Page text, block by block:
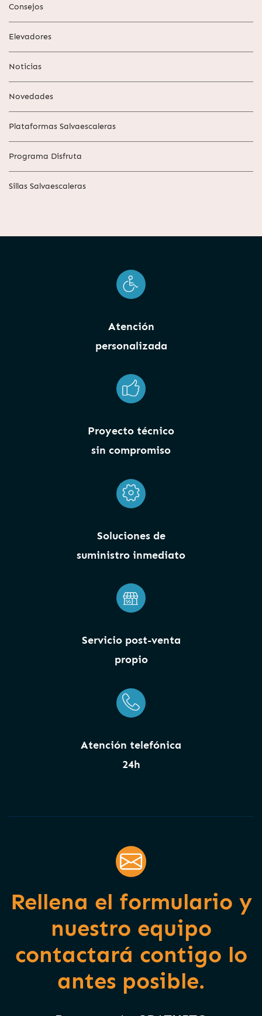
Consejos
Elevadores
Noticias
Novedades
Plataformas Salvaescaleras
Programa Disfruta
Sillas Salvaescaleras
Atención
personalizada
Proyecto técnico
sin compromiso
Soluciones de
suministro inmediato
Servicio post-venta
propio
Atención telefónica
24h
Rellena el formulario y
nuestro equipo
contactará contigo lo
antes posible.